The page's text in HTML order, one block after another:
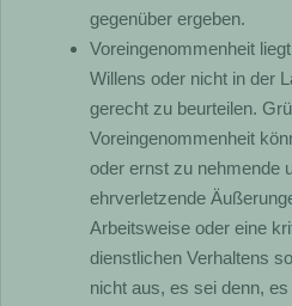
gegenüber ergeben.
Voreingenommenheit
Willens oder nicht in der
gerecht zu beurteilen.
Voreingenommenheit
oder ernst zu nehmende
ehrverletzende
Arbeitsweise oder eine
dienstlichen Verhaltens
nicht aus, es sei denn,